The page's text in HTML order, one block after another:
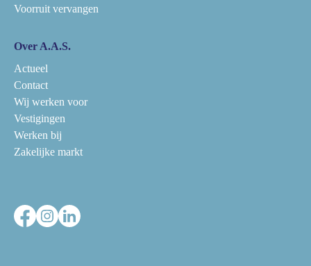
Voorruit vervangen
Over A.A.S.
Actueel
Contact
Wij werken voor
Vestigingen
Werken bij
Zakelijke markt